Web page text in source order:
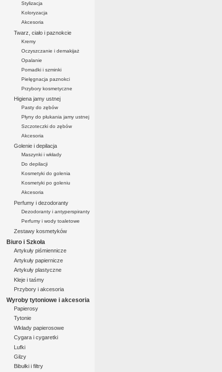
Stylizacja
Koloryzacja
Akcesoria
Twarz, ciało i paznokcie
Kremy
Oczyszczanie i demakijaż
Opalanie
Pomadki i szminki
Pielęgnacja paznokci
Przybory kosmetyczne
Higiena jamy ustnej
Pasty do zębów
Płyny do płukania jamy ustnej
Szczoteczki do zębów
Akcesoria
Golenie i depilacja
Maszynki i wkłady
Do depilacji
Kosmetyki do golenia
Kosmetyki po goleniu
Akcesoria
Perfumy i dezodoranty
Dezodoranty i antyperspiranty
Perfumy i wody toaletowe
Zestawy kosmetyków
Biuro i Szkoła
Artykuły piśmiennicze
Artykuły papiernicze
Artykuły plastyczne
Kleje i taśmy
Przybory i akcesoria
Wyroby tytoniowe i akcesoria
Papierosy
Tytonie
Wkłady papierosowe
Cygara i cygaretki
Lufki
Gilzy
Bibułki i filtry